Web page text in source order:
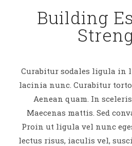
Building
Curabitur sodales ligula in
lacinia nunc. Curabitur
Aenean quam. In
Maecenas mattis. Sed
Proin ut ligula vel nunc
lectus risus, iaculis vel,